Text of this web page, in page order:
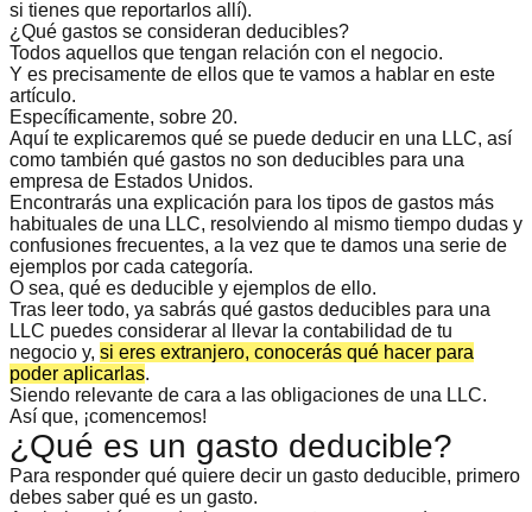
si tienes que reportarlos allí).
¿Qué gastos se consideran deducibles?
Todos aquellos que tengan relación con el negocio.
Y es precisamente de ellos que te vamos a hablar en este
artículo.
Específicamente, sobre 20.
Aquí te explicaremos qué se puede deducir en una LLC, así
como también qué gastos no son deducibles para una
empresa de Estados Unidos.
Encontrarás una explicación para los tipos de gastos más
habituales de una LLC, resolviendo al mismo tiempo dudas y
confusiones frecuentes, a la vez que te damos una serie de
ejemplos por cada categoría.
O sea, qué es deducible y ejemplos de ello.
Tras leer todo, ya sabrás qué gastos deducibles para una
LLC puedes considerar al llevar la contabilidad de tu
negocio y, si eres extranjero, conocerás qué hacer para
poder aplicarlas.
Siendo relevante de cara a las obligaciones de una LLC.
Así que, ¡comencemos!
¿Qué es un gasto deducible?
Para responder qué quiere decir un gasto deducible, primero
debes saber qué es un gasto.